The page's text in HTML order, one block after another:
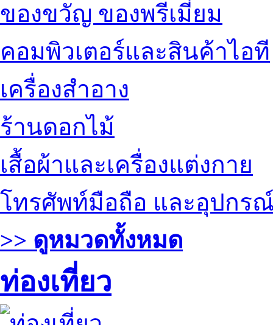
ของขวัญ ของพรีเมี่ยม
คอมพิวเตอร์และสินค้าไอที
เครื่องสำอาง
ร้านดอกไม้
เสื้อผ้าและเครื่องแต่งกาย
โทรศัพท์มือถือ และอุปกร
>> ดูหมวดทั้งหมด
ท่องเที่ยว